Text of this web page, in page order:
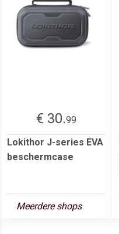
€ 30.99
Lokithor J-series EVA
beschermcase
Meerdere shops